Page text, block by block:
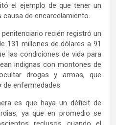
el ejemplo de que tener un
de encarcelamiento.
recién registró un
131 millones de dólares a 91
las condiciones de vida para
indignas con montones de
drogas y armas, que
enfermedades.
es que haya un déficit de
ya que en promedio se